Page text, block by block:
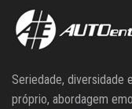
Seriedade, diversidade
próprio, abordagem